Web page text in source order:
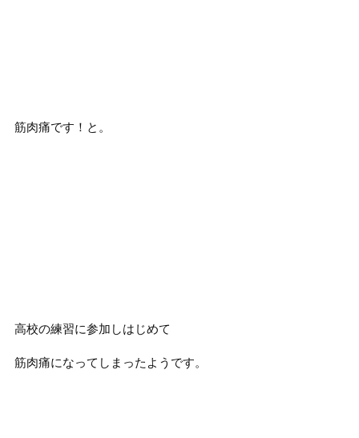
筋肉痛です！と。
高校の練習に参加しはじめて
筋肉痛になってしまったようです。